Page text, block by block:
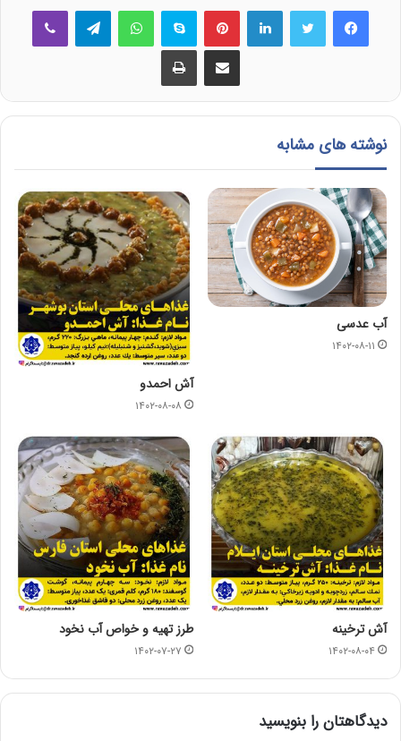
فیس بوک لینکدین ‫پین‌ترست اسکایپ واتس آپ
اشتراک گذاری از طریق ایمیل چاپ
نوشته های مشابه
آب عدسی
۱۴۰۲-۰۸-۱۱
آش احمدو
۱۴۰۲-۰۸-۰۸
آش ترخینه
۱۴۰۲-۰۸-۰۴
طرز تهیه و خواص آب نخود
۱۴۰۲-۰۷-۲۷
دیدگاهتان را بنویسید